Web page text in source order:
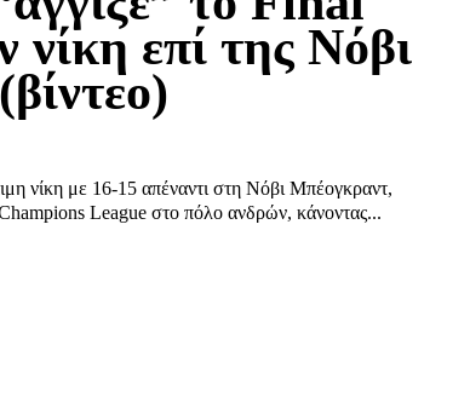
νίκη επί της Νόβι
νίκη με 16-15 απέναντι στη Νόβι Μπέογκραντ,
League στο πόλο ανδρών, κάνοντας...